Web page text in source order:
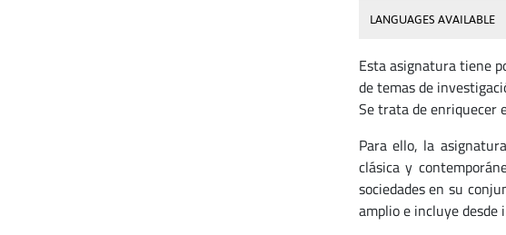
LANGUAGES AVAILABLE
Esta asignatura tiene
de temas de
Se trata de enriquecer
Para ello, la
clásica y
sociedades en su
amplio e incluye